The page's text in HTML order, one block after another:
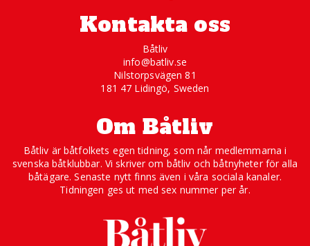
Kontakta oss
Båtliv
info@batliv.se
Nilstorpsvägen 81
181 47 Lidingö, Sweden
Om Båtliv
Båtliv är båtfolkets egen tidning, som når medlemmarna i
svenska båtklubbar. Vi skriver om båtliv och båtnyheter för alla
båtägare. Senaste nytt finns även i våra sociala kanaler.
Tidningen ges ut med sex nummer per år.